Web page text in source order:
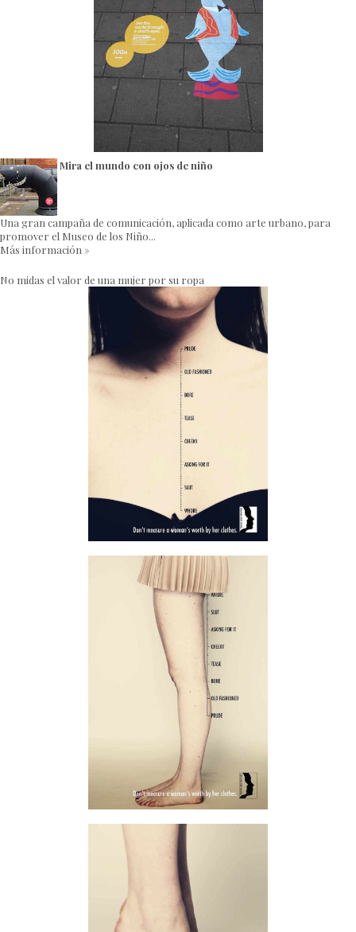
Mira el mundo con ojos de niño
Una gran campaña de comunicación, aplicada como arte urbano, para
promover el Museo de los Niño...
Más información »
No midas el valor de una mujer por su ropa